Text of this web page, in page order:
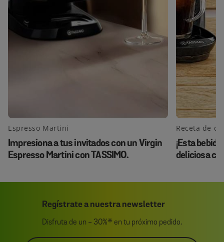
Espresso Martini
Impresiona a tus invitados con un Virgin
Espresso Martini con TASSIMO.
Receta de
¡Esta
deliciosa
Regístrate a nuestra newsletter
Disfruta de un - 30%* en tu próximo pedido.